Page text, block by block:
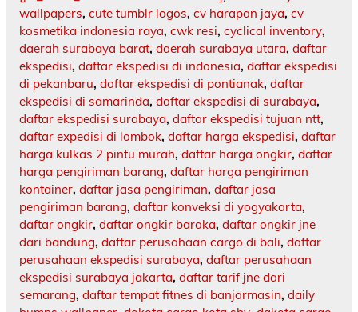
wallpapers, cute tumblr logos, cv harapan jaya, cv
kosmetika indonesia raya, cwk resi, cyclical inventory,
daerah surabaya barat, daerah surabaya utara, daftar
ekspedisi, daftar ekspedisi di indonesia, daftar ekspedisi
di pekanbaru, daftar ekspedisi di pontianak, daftar
ekspedisi di samarinda, daftar ekspedisi di surabaya,
daftar ekspedisi surabaya, daftar ekspedisi tujuan ntt,
daftar expedisi di lombok, daftar harga ekspedisi, daftar
harga kulkas 2 pintu murah, daftar harga ongkir, daftar
harga pengiriman barang, daftar harga pengiriman
kontainer, daftar jasa pengiriman, daftar jasa
pengiriman barang, daftar konveksi di yogyakarta,
daftar ongkir, daftar ongkir baraka, daftar ongkir jne
dari bandung, daftar perusahaan cargo di bali, daftar
perusahaan ekspedisi surabaya, daftar perusahaan
ekspedisi surabaya jakarta, daftar tarif jne dari
semarang, daftar tempat fitnes di banjarmasin, daily